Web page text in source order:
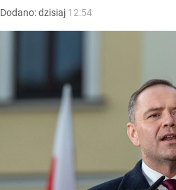
Dodano:dzisiaj 12:54